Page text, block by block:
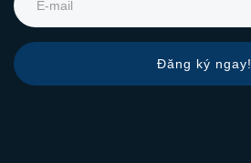
Đăng ký ngay!